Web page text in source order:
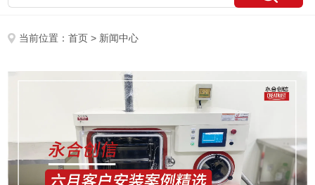
当前位置：首页 > 新闻中心